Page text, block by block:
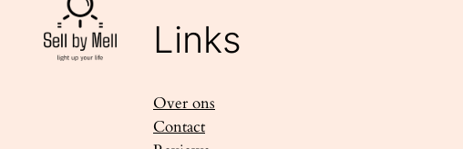
Links
Over ons
Contact